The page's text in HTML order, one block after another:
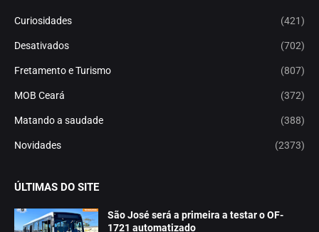
Curiosidades (421)
Desativados (702)
Fretamento e Turismo (807)
MOB Ceará (372)
Matando a saudade (388)
Novidades (2373)
ÚLTIMAS DO SITE
São José será a primeira a testar o OF-
1721 automatizado